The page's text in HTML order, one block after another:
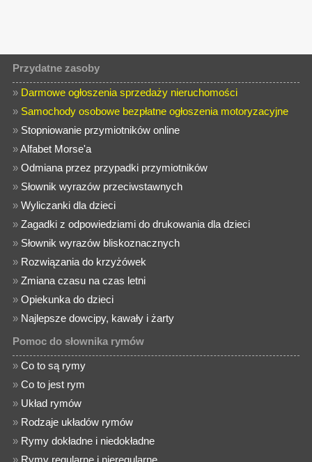
Przydatne zasoby
» Darmowe ogłoszenia sprzedaży nieruchomości
» Samochody osobowe bezpłatne ogłoszenia motoryzacyjne
» Stopniowanie przymiotników online
»Alfabet Morse'a
»Odmiana przez przypadki przymiotników
» Słownik wyrazów przeciwstawnych
»Wyliczanki dla dzieci
»Zagadki z odpowiedziami do drukowania dla dzieci
» Słownik wyrazów bliskoznacznych
» Rozwiązania do krzyżówek
»Zmiana czasu na czas letni
»Opiekunka do dzieci
» Najlepsze dowcipy, kawały i żarty
Pomoc do słownika rymów
»Co to są rymy
»Co to jest rym
» Układ rymów
» Rodzaje układów rymów
» Rymy dokładne i niedokładne
» Rymy regularne i nieregularne